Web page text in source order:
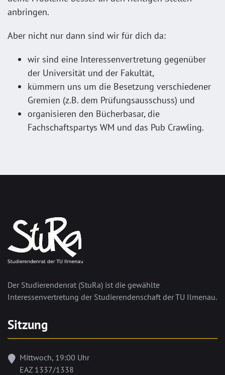
anbringen.
Aber nicht nur dann sind wir für dich da:
wir sind eine Interessenvertretung gegenüber
der Universität und der Fakultät,
kümmern uns um die Besetzung verschiedener
Gremien (z.B. dem Prüfungsausschuss) und
organisieren den Bücherbasar, die
Fachschaftspartys WM und das Pub Crawling.
Der Studierendenrat (StuRa) ist die gewählte
Interessenvertretung der Studierendenschaft der TU Ilmenau.
Sitzung
Mittwoch, 19:00 Uhr
EAZ 1337/1338